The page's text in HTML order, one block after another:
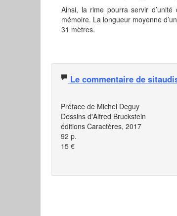
Ainsi, la rime pourra servir
mémoire. La longueur moyenne
31 mètres.
Le commentaire de
Préface de Michel Deguy
Dessins d'Alfred Bruckstein
éditions Caractères, 2017
92 p.
15 €